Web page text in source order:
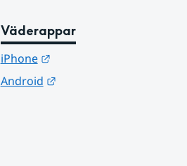
Väderappar
iPhone
Länk till annan webbplats.
Android
Länk till annan webbplats.